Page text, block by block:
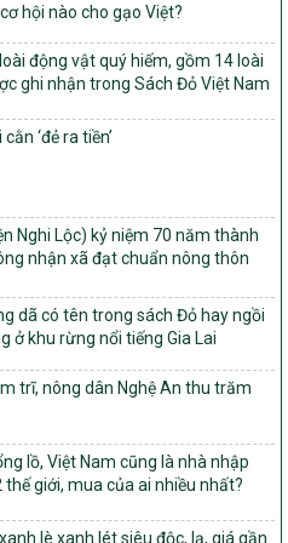
tế – xã hội vùng đồng bào dân
2026 – 2030
nhóm 1, nhóm 2, nhóm 3
đoạn 2026-2030 trên địa bàn
liên kết theo chuỗi giá trị thuộc
quốc gia Giảm nghèo bền vững
sang năm 2026
triển khai thực hiện Chương trình
thôn mới, giảm nghèo bền
vùng đồng bào dân tộc thiểu
2035, giai đoạn I: Từ năm 2026
dung tiêu chí, điều kiện thuộc Bộ
giai đoạn 2026 – 2030 thuộc
Nông nghiệp và Môi trường
hội nào cho gạo Việt?
động vật quý hiếm, gồm 14 loài
ghi nhận trong Sách Đỏ Việt Nam
‘đẻ ra tiền’
Nghi Lộc) kỷ niệm 70 năm thành
nhận xã đạt chuẩn nông thôn
dã có tên trong sách Đỏ hay ngồi
ở khu rừng nổi tiếng Gia Lai
trĩ, nông dân Nghệ An thu trăm
lồ, Việt Nam cũng là nhà nhập
giới, mua của ai nhiều nhất?
lè xanh lét siêu độc, lạ, giá gần